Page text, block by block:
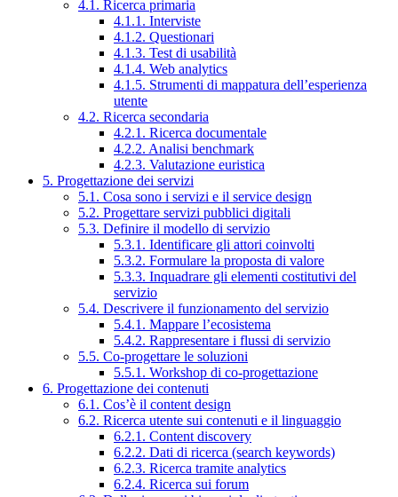
4.1. Ricerca primaria
4.1.1. Interviste
4.1.2. Questionari
4.1.3. Test di usabilità
4.1.4. Web analytics
4.1.5. Strumenti di mappatura dell’esperienza
utente
4.2. Ricerca secondaria
4.2.1. Ricerca documentale
4.2.2. Analisi benchmark
4.2.3. Valutazione euristica
5. Progettazione dei servizi
5.1. Cosa sono i servizi e il service design
5.2. Progettare servizi pubblici digitali
5.3. Definire il modello di servizio
5.3.1. Identificare gli attori coinvolti
5.3.2. Formulare la proposta di valore
5.3.3. Inquadrare gli elementi costitutivi del
servizio
5.4. Descrivere il funzionamento del servizio
5.4.1. Mappare l’ecosistema
5.4.2. Rappresentare i flussi di servizio
5.5. Co-progettare le soluzioni
5.5.1. Workshop di co-progettazione
6. Progettazione dei contenuti
6.1. Cos’è il content design
6.2. Ricerca utente sui contenuti e il linguaggio
6.2.1. Content discovery
6.2.2. Dati di ricerca (search keywords)
6.2.3. Ricerca tramite analytics
6.2.4. Ricerca sui forum